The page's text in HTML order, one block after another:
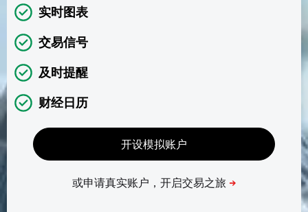
实时图表
交易信号
及时提醒
财经日历